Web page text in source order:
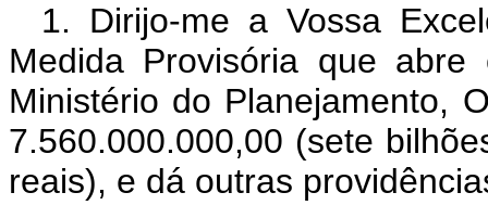
1. Dirijo-me a Vossa
Medida Provisória que
Ministério do Planejamento,
7.560.000.000,00 (sete
reais), e dá outras